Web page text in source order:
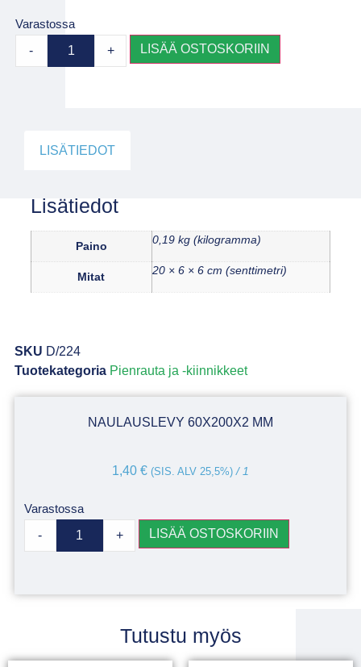
Varastossa
- + LISÄÄ OSTOSKORIIN
LISÄTIEDOT
Lisätiedot
Paino 0,19 kg (kilogramma)
Mitat 20 × 6 × 6 cm (senttimetri)
SKU D/224
Tuotekategoria Pienrauta ja -kiinnikkeet
NAULAUSLEVY 60X200X2 MM
1,40 € (SIS. ALV 25,5%) / 1
Varastossa
- + LISÄÄ OSTOSKORIIN
Tutustu myös